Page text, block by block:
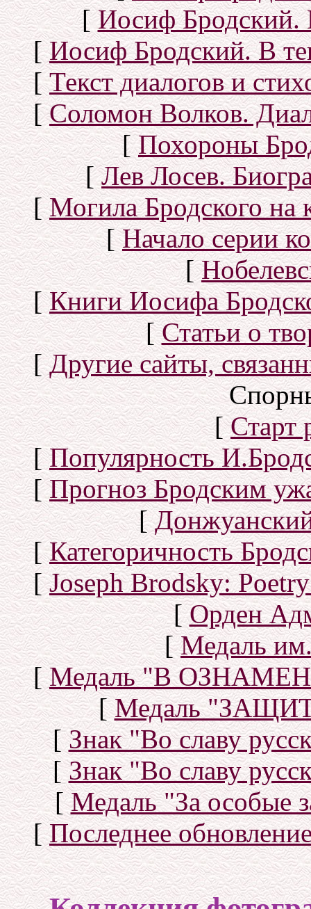
[Иосиф Бродский.
[Иосиф Бродский. В
[Текст диалогов и
[Соломон Волков.
[Похороны
[Лев Лосев.
[Могила Бродского
[Начало серии
[
[Книги Иосифа
[Статьи о
[Другие сайты,
[Старт
[Популярность
[Прогноз Бродским
[
[Категоричность
[Joseph Brodsky:
[Орден
[Медаль
[Медаль "В
[Медаль
[Знак "Во славу
[Знак "Во славу
[Медаль "За особые
[Последнее